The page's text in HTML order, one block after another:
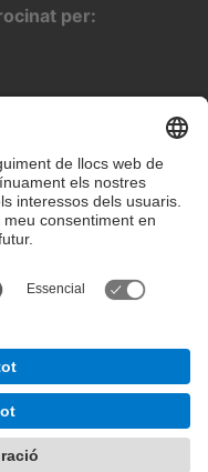
per: